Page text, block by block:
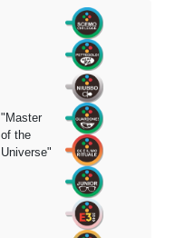
"Master
of the
Universe"